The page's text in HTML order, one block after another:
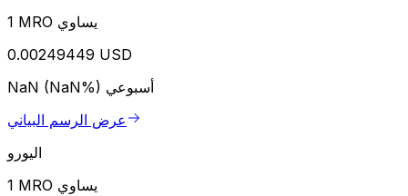
1 MRO يساوي
0.00249449 USD
NaN (NaN%) أسبوعي
عرض الرسم البياني
اليورو
1 MRO يساوي